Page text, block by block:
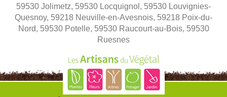
59530 Jolimetz, 59530 Locquignol, 59530 Louvignies-
Quesnoy, 59218 Neuville-en-Avesnois, 59218 Poix-du-
Nord, 59530 Potelle, 59530 Raucourt-au-Bois, 59530
Ruesnes